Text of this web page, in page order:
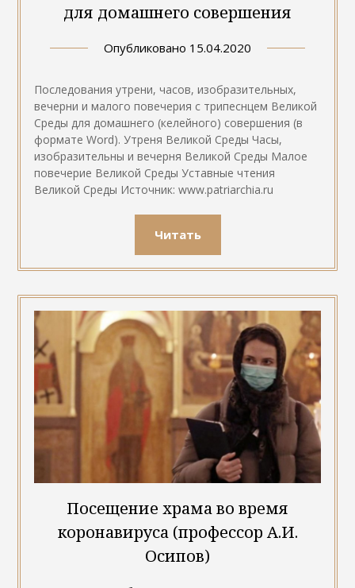
для домашнего совершения
Опубликовано 15.04.2020
Последования утрени, часов, изобразительных,
вечерни и малого повечерия с трипеснцем Великой
Среды для домашнего (келейного) совершения (в
формате Word). Утреня Великой Среды Часы,
изобразительны и вечерня Великой Среды Малое
повечерие Великой Среды Уставные чтения
Великой Среды Источник: www.patriarchia.ru
Читать
Посещение храма во время
коронавируса (профессор А.И.
Осипов)